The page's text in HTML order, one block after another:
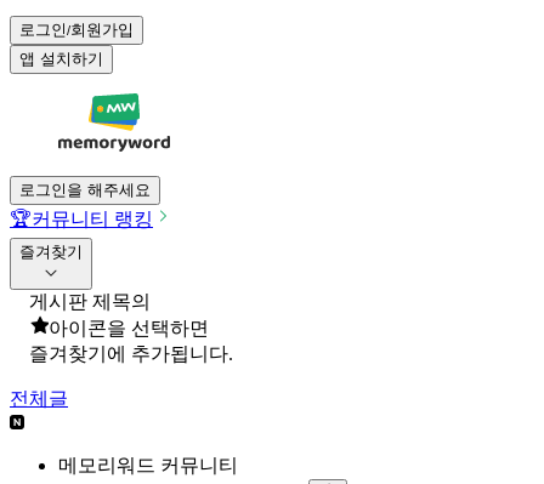
로그인/회원가입
앱 설치하기
로그인을 해주세요
🏆커뮤니티 랭킹
즐겨찾기
게시판 제목의
아이콘을 선택하면
즐겨찾기에 추가됩니다.
전체글
메모리워드 커뮤니티